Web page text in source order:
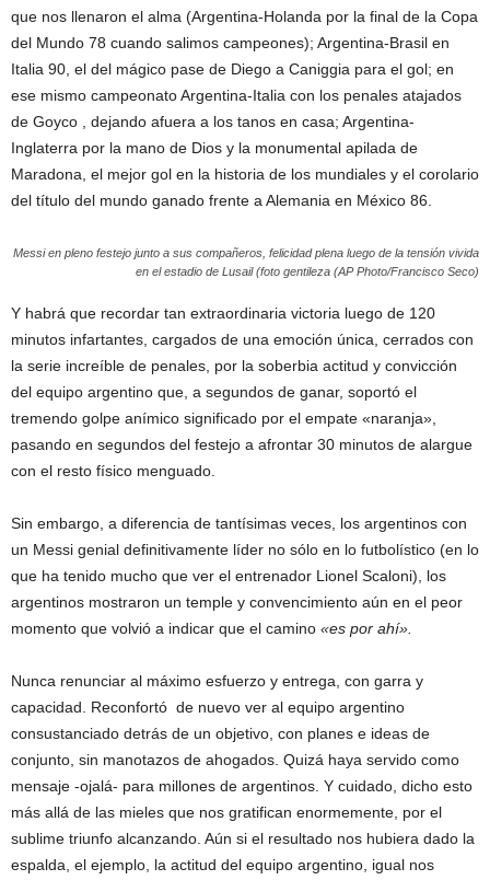
que nos llenaron el alma (Argentina-Holanda por la final de la Copa
del Mundo 78 cuando salimos campeones); Argentina-Brasil en
Italia 90, el del mágico pase de Diego a Caniggia para el gol; en
ese mismo campeonato Argentina-Italia con los penales atajados
de Goyco , dejando afuera a los tanos en casa; Argentina-
Inglaterra por la mano de Dios y la monumental apilada de
Maradona, el mejor gol en la historia de los mundiales y el corolario
del título del mundo ganado frente a Alemania en México 86.
Messi en pleno festejo junto a sus compañeros, felicidad plena luego de la tensión vivida
en el estadio de Lusail (foto gentileza (AP Photo/Francisco Seco)
Y habrá que recordar tan extraordinaria victoria luego de 120
minutos infartantes, cargados de una emoción única, cerrados con
la serie increíble de penales, por la soberbia actitud y convicción
del equipo argentino que, a segundos de ganar, soportó el
tremendo golpe anímico significado por el empate «naranja»,
pasando en segundos del festejo a afrontar 30 minutos de alargue
con el resto físico menguado.
Sin embargo, a diferencia de tantísimas veces, los argentinos con
un Messi genial definitivamente líder no sólo en lo futbolístico (en lo
que ha tenido mucho que ver el entrenador Lionel Scaloni), los
argentinos mostraron un temple y convencimiento aún en el peor
momento que volvió a indicar que el camino «es por ahí».
Nunca renunciar al máximo esfuerzo y entrega, con garra y
capacidad. Reconfortó de nuevo ver al equipo argentino
consustanciado detrás de un objetivo, con planes e ideas de
conjunto, sin manotazos de ahogados. Quizá haya servido como
mensaje -ojalá- para millones de argentinos. Y cuidado, dicho esto
más allá de las mieles que nos gratifican enormemente, por el
sublime triunfo alcanzando. Aún si el resultado nos hubiera dado la
espalda, el ejemplo, la actitud del equipo argentino, igual nos